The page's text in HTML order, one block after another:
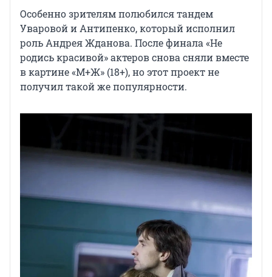
Особенно зрителям полюбился тандем
Уваровой и Антипенко, который исполнил
роль Андрея Жданова. После финала «Не
родись красивой» актеров снова сняли вместе
в картине «М+Ж» (18+), но этот проект не
получил такой же популярности.